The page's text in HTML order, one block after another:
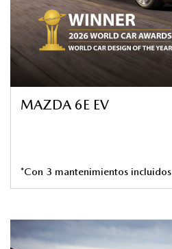
MAZDA 6E EV
*Con 3 mantenimientos incluidos